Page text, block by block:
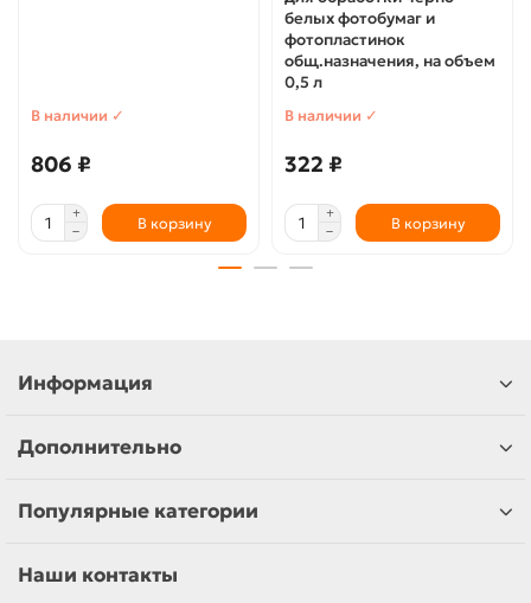
В наличии ✓
806 ₽
В корзину
белых фотобумаг и
фотопластинок
общ.назначения, на объем
0,5 л
В наличии ✓
322 ₽
В корзину
Информация
Дополнительно
Популярные категории
Наши контакты